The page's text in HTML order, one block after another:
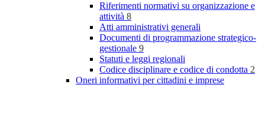
Riferimenti normativi su organizzazione e
attività 8
Atti amministrativi generali
Documenti di programmazione strategico-
gestionale 9
Statuti e leggi regionali
Codice disciplinare e codice di condotta 2
Oneri informativi per cittadini e imprese